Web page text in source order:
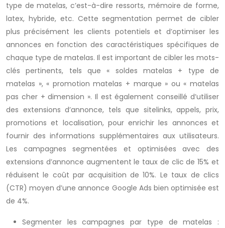
type de matelas, c’est-à-dire ressorts, mémoire de forme,
latex, hybride, etc. Cette segmentation permet de cibler
plus précisément les clients potentiels et d’optimiser les
annonces en fonction des caractéristiques spécifiques de
chaque type de matelas. Il est important de cibler les mots-
clés pertinents, tels que « soldes matelas + type de
matelas », « promotion matelas + marque » ou « matelas
pas cher + dimension ». Il est également conseillé d’utiliser
des extensions d’annonce, tels que sitelinks, appels, prix,
promotions et localisation, pour enrichir les annonces et
fournir des informations supplémentaires aux utilisateurs.
Les campagnes segmentées et optimisées avec des
extensions d’annonce augmentent le taux de clic de 15% et
réduisent le coût par acquisition de 10%. Le taux de clics
(CTR) moyen d’une annonce Google Ads bien optimisée est
de 4%.
Segmenter les campagnes par type de matelas :